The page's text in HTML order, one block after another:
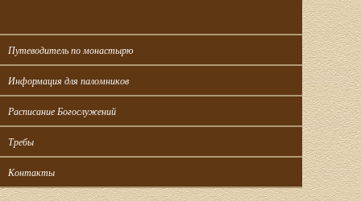
Путеводитель по монастырю
Информация для паломников
Расписание Богослужений
Требы
Контакты